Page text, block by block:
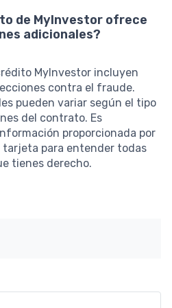
de MyInvestor ofrece
adicionales?
MyInvestor incluyen
contra el fraude.
pueden variar según el tipo
del contrato. Es
proporcionada por
tarjeta para entender todas
tienes derecho.